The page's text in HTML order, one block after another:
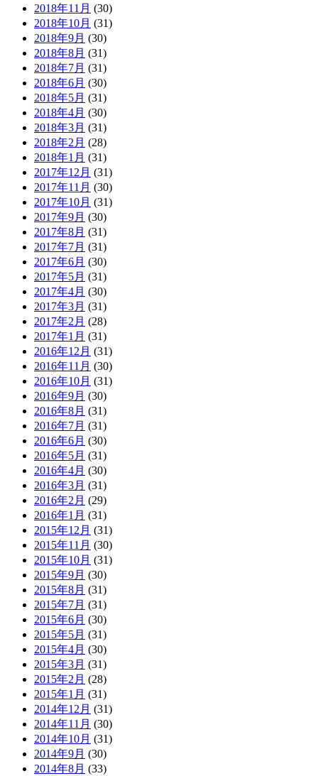
2018年11月 (30)
2018年10月 (31)
2018年9月 (30)
2018年8月 (31)
2018年7月 (31)
2018年6月 (30)
2018年5月 (31)
2018年4月 (30)
2018年3月 (31)
2018年2月 (28)
2018年1月 (31)
2017年12月 (31)
2017年11月 (30)
2017年10月 (31)
2017年9月 (30)
2017年8月 (31)
2017年7月 (31)
2017年6月 (30)
2017年5月 (31)
2017年4月 (30)
2017年3月 (31)
2017年2月 (28)
2017年1月 (31)
2016年12月 (31)
2016年11月 (30)
2016年10月 (31)
2016年9月 (30)
2016年8月 (31)
2016年7月 (31)
2016年6月 (30)
2016年5月 (31)
2016年4月 (30)
2016年3月 (31)
2016年2月 (29)
2016年1月 (31)
2015年12月 (31)
2015年11月 (30)
2015年10月 (31)
2015年9月 (30)
2015年8月 (31)
2015年7月 (31)
2015年6月 (30)
2015年5月 (31)
2015年4月 (30)
2015年3月 (31)
2015年2月 (28)
2015年1月 (31)
2014年12月 (31)
2014年11月 (30)
2014年10月 (31)
2014年9月 (30)
2014年8月 (33)